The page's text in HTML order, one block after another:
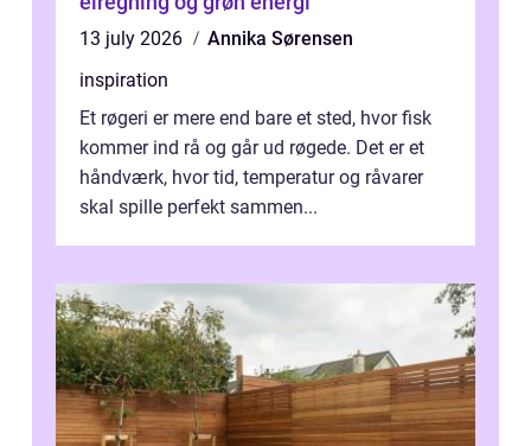
13 july 2026
Annika Sørensen
inspiration
Et røgeri er mere end bare et sted, hvor fisk
kommer ind rå og går ud røgede. Det er et
håndværk, hvor tid, temperatur og råvarer
skal spille perfekt sammen...